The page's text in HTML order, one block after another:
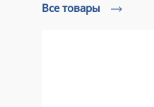
Все товары